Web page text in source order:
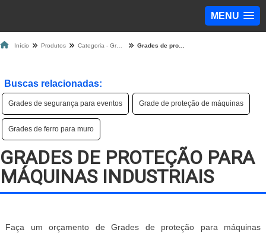
MENU
Início Produtos
Buscas relacionadas:
Grades de segurança para eventos Grade de proteção de máquinas
Grades de ferro para muro
GRADES DE PROTEÇÃO PARA
MÁQUINAS INDUSTRIAIS
Faça um orçamento de Grades de proteção para máquinas